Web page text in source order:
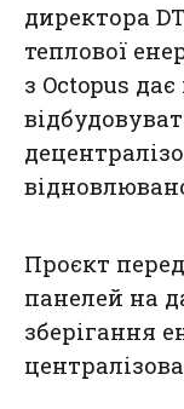
директора
теплової
з Octopus
Проєкт
панелей на
зберігання